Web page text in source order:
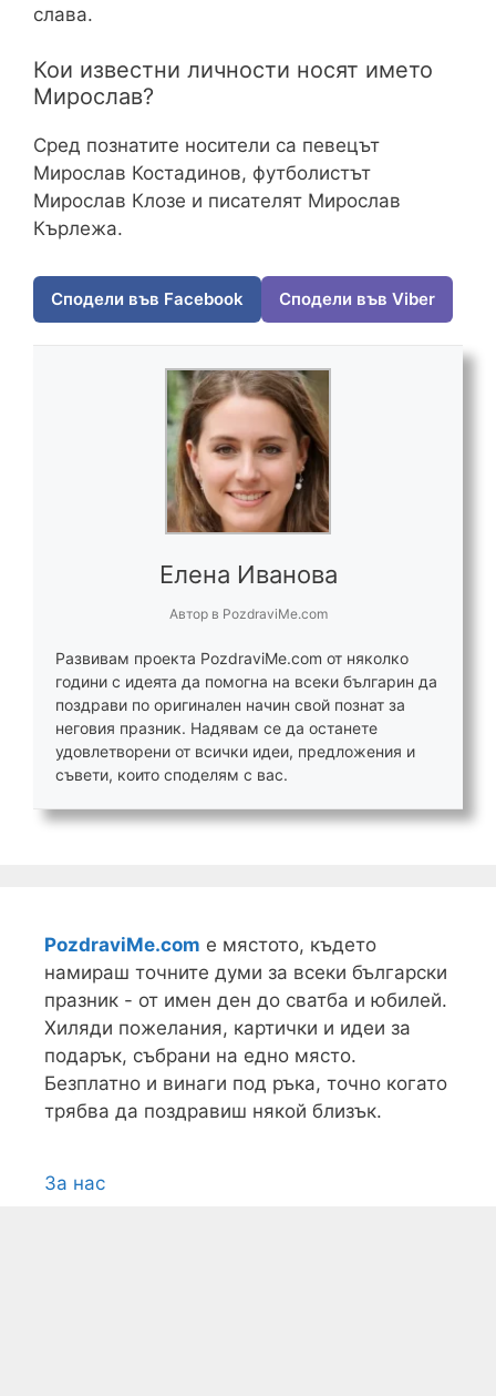
слава.
Кои известни личности носят името
Мирослав?
Сред познатите носители са певецът
Мирослав Костадинов, футболистът
Мирослав Клозе и писателят Мирослав
Кърлежа.
Сподели във Facebook Сподели във Viber
Елена Иванова
Автор в PozdraviMe.com
Развивам проекта PozdraviMe.com от няколко
години с идеята да помогна на всеки българин да
поздрави по оригинален начин свой познат за
неговия празник. Надявам се да останете
удовлетворени от всички идеи, предложения и
съвети, които споделям с вас.
PozdraviMe.com е мястото, където
намираш точните думи за всеки български
празник - от имен ден до сватба и юбилей.
Хиляди пожелания, картички и идеи за
подарък, събрани на едно място.
Безплатно и винаги под ръка, точно когато
трябва да поздравиш някой близък.
За нас